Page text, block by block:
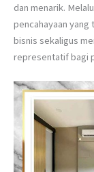
dan menarik.
pencahayaan
bisnis sekaligus
representatif bagi